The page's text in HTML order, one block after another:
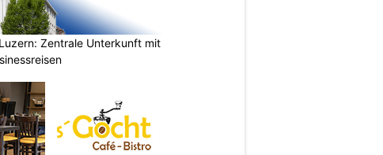
Zentrale Unterkunft mit